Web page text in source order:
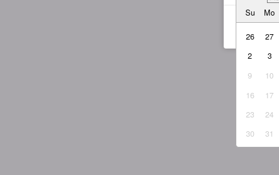
Su Mo
26 27
2
3
9 10
16
17
23
24
30
31